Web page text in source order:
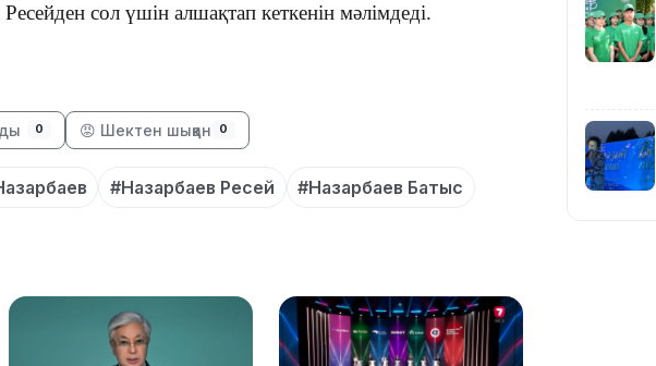
сол үшін алшақтап кеткенін мәлімдеді.
0 😡 Шектен шыққан 0
#Назарбаев Ресей #Назарбаев Батыс
11:54